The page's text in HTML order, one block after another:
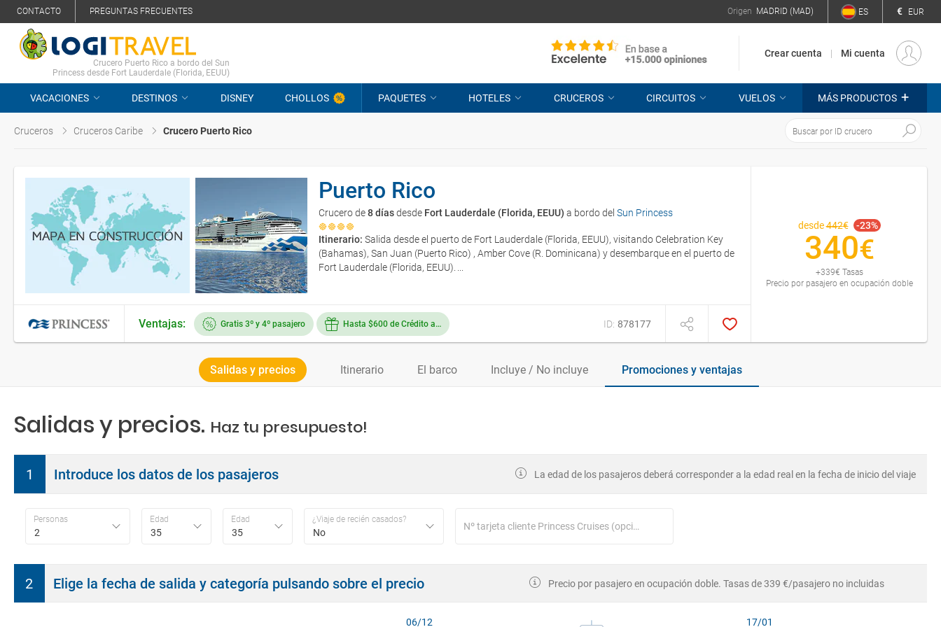
CONTACTO PREGUNTAS FRECUENTES Origen MADRID (MAD) ES € EUR
Crucero Puerto Rico a bordo del Sun
Princess desde Fort Lauderdale (Florida, EEUU)
Crear cuenta Mi cuenta
VACACIONES DESTINOS DISNEY CHOLLOS PAQUETES HOTELES CRUCEROS CIRCUITOS VUELOS MÁS PRODUCTOS +
Cruceros Cruceros Caribe Crucero Puerto Rico
Puerto Rico
Crucero de8 díasdesde Fort Lauderdale (Florida, EEUU) a bordo del Sun Princess
Itinerario: Salida desde el puerto de Fort Lauderdale (Florida, EEUU), visitando Celebration Key
(Bahamas), San Juan (Puerto Rico) , Amber Cove (R. Dominicana) y desembarque en el puerto de
Fort Lauderdale (Florida, EEUU).
Ventajas: Gratis 3º y 4º pasajero Hasta $600 de Crédito a bordo ID: 878177
desde442€ -23%
340€
+339€ Tasas
Precio por pasajero en ocupación doble
Salidas y precios Itinerario El barco Incluye / No incluye Promociones y ventajas
Salidas y precios. Haz tu presupuesto!
1 Introduce los datos de los pasajeros La edad de los pasajeros deberá corresponder a la edad real en la fecha de inicio del viaje
Personas
2
Edad
35
Edad
35
¿Viaje de recién casados?
No
Nº tarjeta cliente Princess Cruises (opcional)
2 Elige la fecha de salida y categoría pulsando sobre el precio Precio por pasajero en ocupación doble. Tasas de 339 €/pasajero no incluidas
06/12 17/01